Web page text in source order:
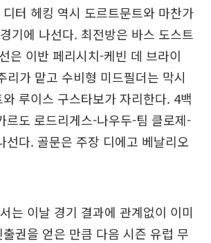
터 헤킹 역시 도르트문트와 마찬가
기에 나선다. 최전방은 바스 도스트
은 이반 페리시치-케빈 데 브라이
리가 맡고 수비형 미드필더는 막시
루이스 구스타보가 자리한다. 4백
르도 로드리게스-나우두-팀 클로제-
선다. 골문은 주장 디에고 베날리오
는 이날 경기 결과에 관계없이 이미
권을 얻은 만큼 다음 시즌 유럽 무